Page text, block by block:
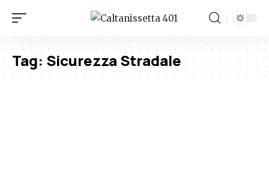
Tag: Sicurezza Stradale